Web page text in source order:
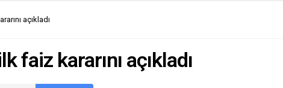
açıkladı
faiz kararını açıkladı